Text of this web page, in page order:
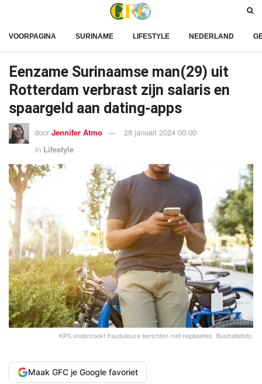
VOORPAGINA SURINAME LIFESTYLE NEDERLAND
Eenzame Surinaamse man(29) uit
Rotterdam verbrast zijn salaris en
spaargeld aan dating-apps
door Jennifer Atmo
28 januari 2024 00:00
in Lifestyle
KPS onderzoekt frauduleuze berichten met nepboetes. Illustratiefoto.
Maak GFC je Google favoriet